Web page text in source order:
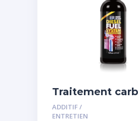
Traitement
spécial diesel
ADDITIF /
ENTRETIEN